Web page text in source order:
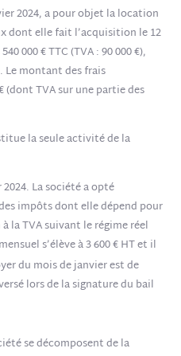
2024, a pour objet la location
dont elle fait l’acquisition le 12
000 € TTC (TVA : 90 000 €),
Le montant des frais
(dont TVA sur une partie des
la seule activité de la
La société a opté
impôts dont elle dépend pour
la TVA suivant le régime réel
s’élève à 3 600 € HT et il
du mois de janvier est de
lors de la signature du bail
se décomposent de la